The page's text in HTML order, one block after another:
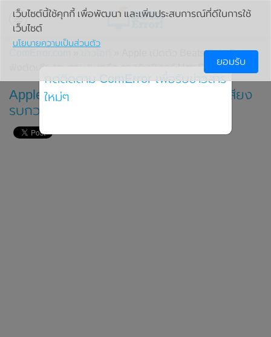
» Apple เปิดตัว Beats Solo Pro หู
Apple เปิดตัว Beats Solo Pro หูฟังตัดเสียง
รบกวน แบตอึด รองรับฟีเจอร์ Hey Siri
เว็บไซต์นี้ใช้คุกกี้ เพื่อพัฒนา และเพิ่มประสบการณ์ที่ดีในการใช้
เว็บไซต์
นโยบายความเป็นส่วนตัว
ยอมรับ
กดติดตาม ComError เพื่อรับข่าวสาร
ใหม่ๆ